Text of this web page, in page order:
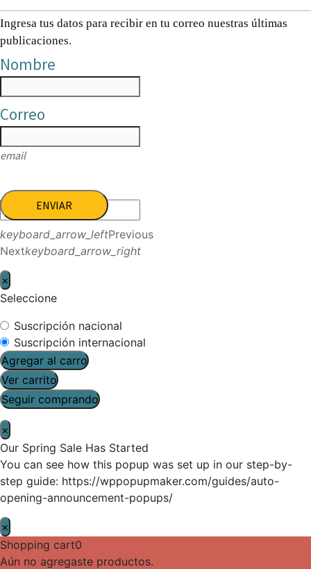
Ingresa tus datos para recibir en tu correo nuestras últimas
publicaciones.
Nombre
Correo
email
ENVIAR
keyboard_arrow_leftPrevious
Nextkeyboard_arrow_right
×
Seleccione
Suscripción nacional
Suscripción internacional
Agregar al carro
Ver carrito
Seguir comprando
×
Our Spring Sale Has Started
You can see how this popup was set up in our step-by-
step guide: https://wppopupmaker.com/guides/auto-
opening-announcement-popups/
×
Shopping cart0
Aún no agregaste productos.